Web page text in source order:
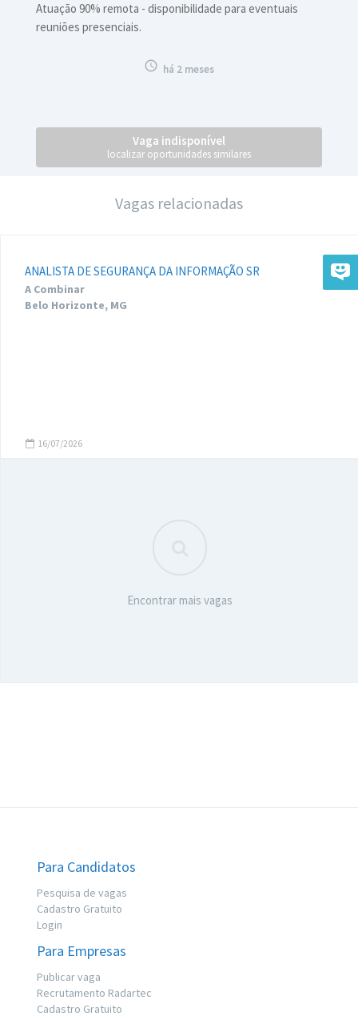
Atuação 90% remota - disponibilidade para eventuais
reuniões presenciais.
 há 2 meses
Vaga indisponível
localizar oportunidades similares
Vagas relacionadas
ANALISTA DE SEGURANÇA DA INFORMAÇÃO SR
A Combinar
Belo Horizonte, MG
16/07/2026
Encontrar mais vagas
Para Candidatos
Pesquisa de vagas
Cadastro Gratuito
Login
Para Empresas
Publicar vaga
Recrutamento Radartec
Cadastro Gratuito